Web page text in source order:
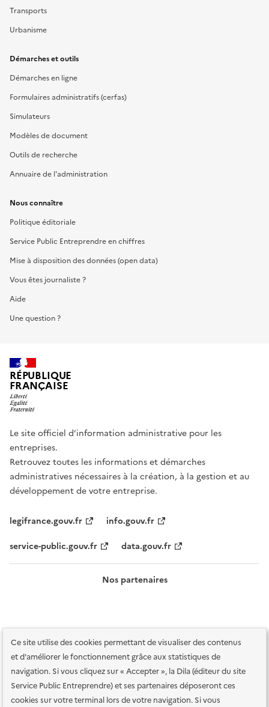
Ce site utilise des cookies permettant de visualiser des contenus
et d'améliorer le fonctionnement grâce aux statistiques de
navigation. Si vous cliquez sur « Accepter », la Dila (éditeur du site
Service Public Entreprendre) et ses partenaires déposeront ces
cookies sur votre terminal lors de votre navigation. Si vous
Transports
Urbanisme
Démarches et outils
Démarches en ligne
Formulaires administratifs (cerfas)
Simulateurs
Modèles de document
Outils de recherche
Annuaire de l'administration
Nous connaître
Politique éditoriale
Service Public Entreprendre en chiffres
Mise à disposition des données (open data)
Vous êtes journaliste ?
Aide
Une question ?
RÉPUBLIQUE
FRANÇAISE
Le site officiel d’information administrative pour les
entreprises.
Retrouvez toutes les informations et démarches
administratives nécessaires à la création, à la gestion et au
développement de votre entreprise.
legifrance.gouv.fr
info.gouv.fr
service-public.gouv.fr
data.gouv.fr
Nos partenaires
Plan du site Accessibilité : totalement conforme
Accessibilité des